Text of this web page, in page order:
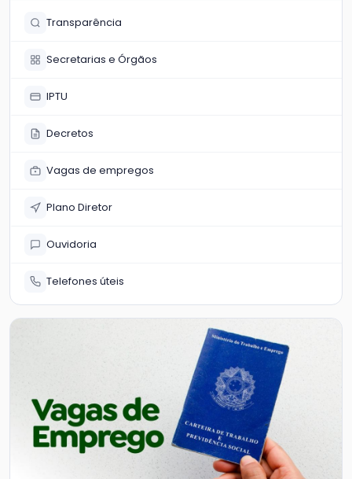
diáriasTransparência
Secretarias e Órgãos
IPTU
Decretos
Vagas de empregos
Plano Diretor
Ouvidoria
Telefones úteis